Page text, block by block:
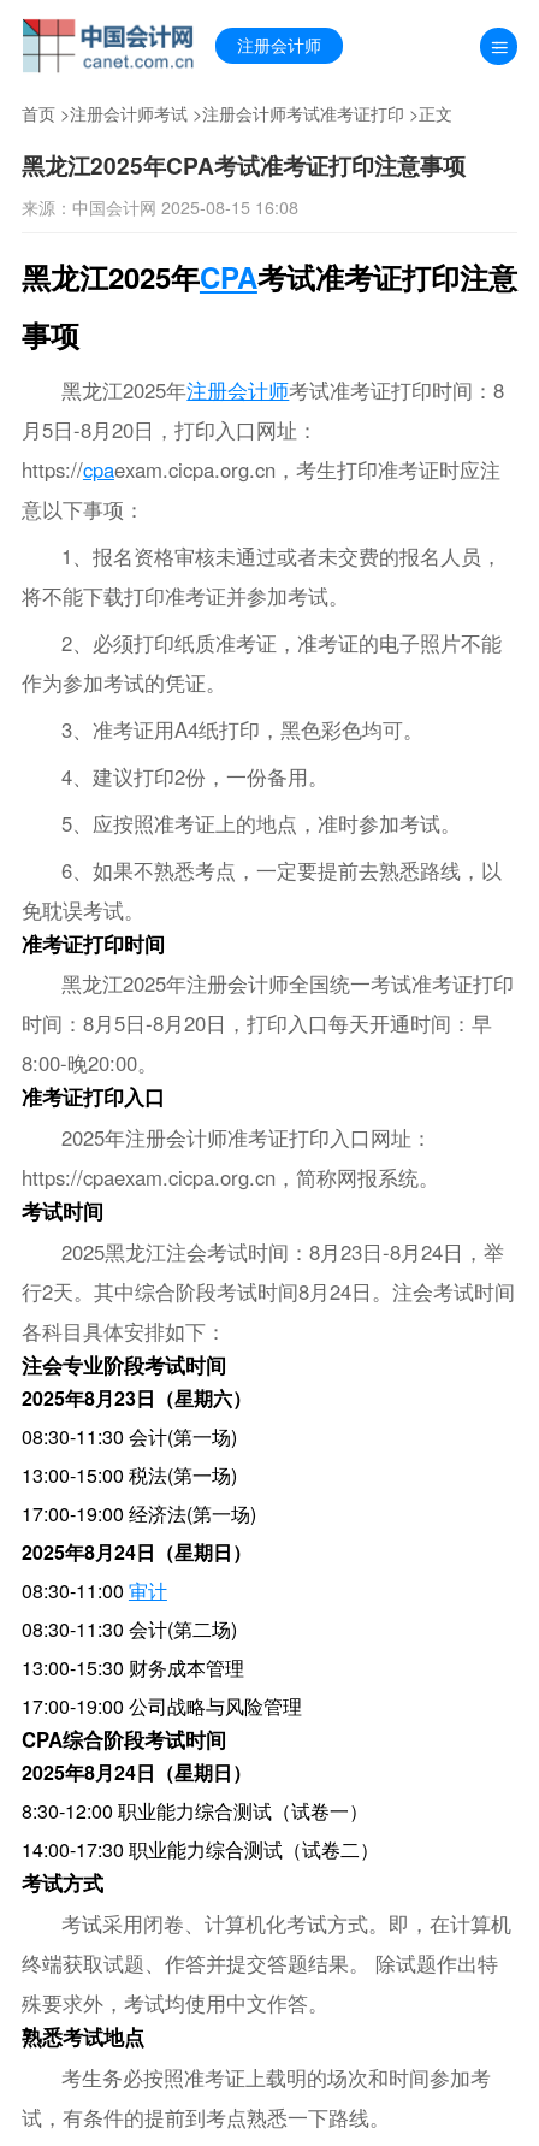
注册会计师
首页>注册会计师考试>注册会计师考试准考证打印 >正文
黑龙江2025年CPA考试准考证打印注意事项
来源：中国会计网 2025-08-15 16:08
黑龙江2025年CPA考试准考证打印注意
事项
黑龙江2025年注册会计师考试准考证打印时间：8
月5日-8月20日，打印入口网址：
https://cpaexam.cicpa.org.cn，考生打印准考证时应注
意以下事项：
1、报名资格审核未通过或者未交费的报名人员，
将不能下载打印准考证并参加考试。
2、必须打印纸质准考证，准考证的电子照片不能
作为参加考试的凭证。
3、准考证用A4纸打印，黑色彩色均可。
4、建议打印2份，一份备用。
5、应按照准考证上的地点，准时参加考试。
6、如果不熟悉考点，一定要提前去熟悉路线，以
免耽误考试。
准考证打印时间
黑龙江2025年注册会计师全国统一考试准考证打印
时间：8月5日-8月20日，打印入口每天开通时间：早
8:00-晚20:00。
准考证打印入口
2025年注册会计师准考证打印入口网址：
https://cpaexam.cicpa.org.cn，简称网报系统。
考试时间
2025黑龙江注会考试时间：8月23日-8月24日，举
行2天。其中综合阶段考试时间8月24日。注会考试时间
各科目具体安排如下：
注会专业阶段考试时间
2025年8月23日（星期六）
08:30-11:30 会计(第一场)
13:00-15:00 税法(第一场)
17:00-19:00 经济法(第一场)
2025年8月24日（星期日）
08:30-11:00 审计
08:30-11:30 会计(第二场)
13:00-15:30 财务成本管理
17:00-19:00 公司战略与风险管理
CPA综合阶段考试时间
2025年8月24日（星期日）
8:30-12:00 职业能力综合测试（试卷一）
14:00-17:30 职业能力综合测试（试卷二）
考试方式
考试采用闭卷、计算机化考试方式。即，在计算机
终端获取试题、作答并提交答题结果。 除试题作出特
殊要求外，考试均使用中文作答。
熟悉考试地点
考生务必按照准考证上载明的场次和时间参加考
试，有条件的提前到考点熟悉一下路线。